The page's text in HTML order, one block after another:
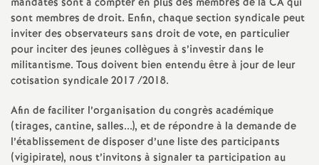
e
s
E
n
sont membres de droit. Enfin, chaque section syndicale peut
inviter des observateurs sans droit de vote, en particulier
pour inciter des jeunes collègues à s’investir dans le
militantisme. Tous doivent bien entendu être à jour de leur
cotisation syndicale 2017 /2018.
Afin de faciliter l’organisation du congrès académique
(tirages, cantine, salles...), et de répondre à la demande de
l’établissement de disposer d’une liste des participants
(vigipirate), nous t’invitons à signaler ta participation au